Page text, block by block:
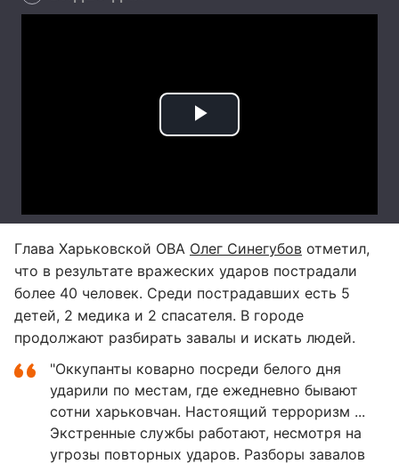
Глава Харьковской ОВА Олег Синегубов отметил,
что в результате вражеских ударов пострадали
более 40 человек. Среди пострадавших есть 5
детей, 2 медика и 2 спасателя. В городе
продолжают разбирать завалы и искать людей.
"Оккупанты коварно посреди белого дня
ударили по местам, где ежедневно бывают
сотни харьковчан. Настоящий терроризм ...
Экстренные службы работают, несмотря на
угрозы повторных ударов. Разборы завалов